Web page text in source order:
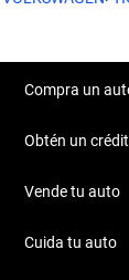
Compra un
Obtén un
Vende tu auto
Cuida tu auto